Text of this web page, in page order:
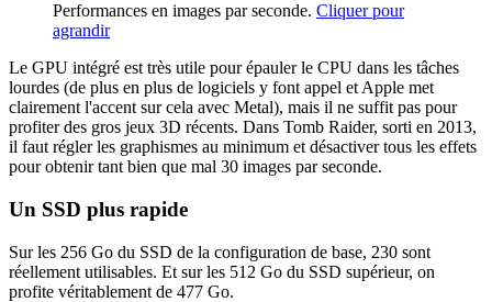
Performances en images par seconde. Cliquer pour
agrandir
Le GPU intégré est très utile pour épauler le CPU dans les tâches
lourdes (de plus en plus de logiciels y font appel et Apple met
clairement l'accent sur cela avec Metal), mais il ne suffit pas pour
profiter des gros jeux 3D récents. Dans Tomb Raider, sorti en 2013,
il faut régler les graphismes au minimum et désactiver tous les effets
pour obtenir tant bien que mal 30 images par seconde.
Un SSD plus rapide
Sur les 256 Go du SSD de la configuration de base, 230 sont
réellement utilisables. Et sur les 512 Go du SSD supérieur, on
profite véritablement de 477 Go.